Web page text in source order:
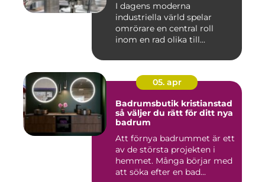
I dagens moderna
industriella värld spelar
omrörare en central roll
inom en rad olika till...
05. apr
Badrumsbutik kristianstad
så väljer du rätt för ditt nya
badrum
Att förnya badrummet är ett
av de största projekten i
hemmet. Många börjar med
att söka efter en bad...